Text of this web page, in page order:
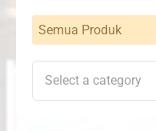
Semua Produk